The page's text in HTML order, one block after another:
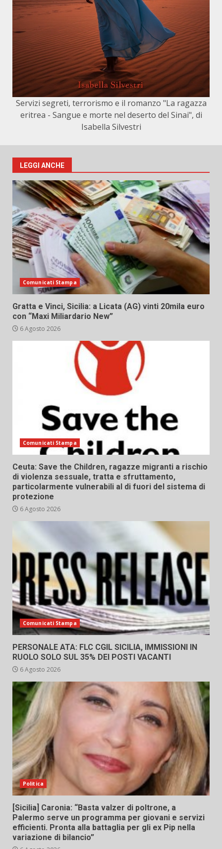
Servizi segreti, terrorismo e il romanzo "La ragazza
eritrea - Sangue e morte nel deserto del Sinai", di
Isabella Silvestri
LEGGI ANCHE
Comunicati Stampa
Gratta e Vinci, Sicilia: a Licata (AG) vinti 20mila euro
con “Maxi Miliardario New”
6 Agosto 2026
Comunicati Stampa
Ceuta: Save the Children, ragazze migranti a rischio
di violenza sessuale, tratta e sfruttamento,
particolarmente vulnerabili al di fuori del sistema di
protezione
6 Agosto 2026
Comunicati Stampa
PERSONALE ATA: FLC CGIL SICILIA, IMMISSIONI IN
RUOLO SOLO SUL 35% DEI POSTI VACANTI
6 Agosto 2026
Politica
[Sicilia] Caronia: “Basta valzer di poltrone, a
Palermo serve un programma per giovani e servizi
efficienti. Pronta alla battaglia per gli ex Pip nella
variazione di bilancio”